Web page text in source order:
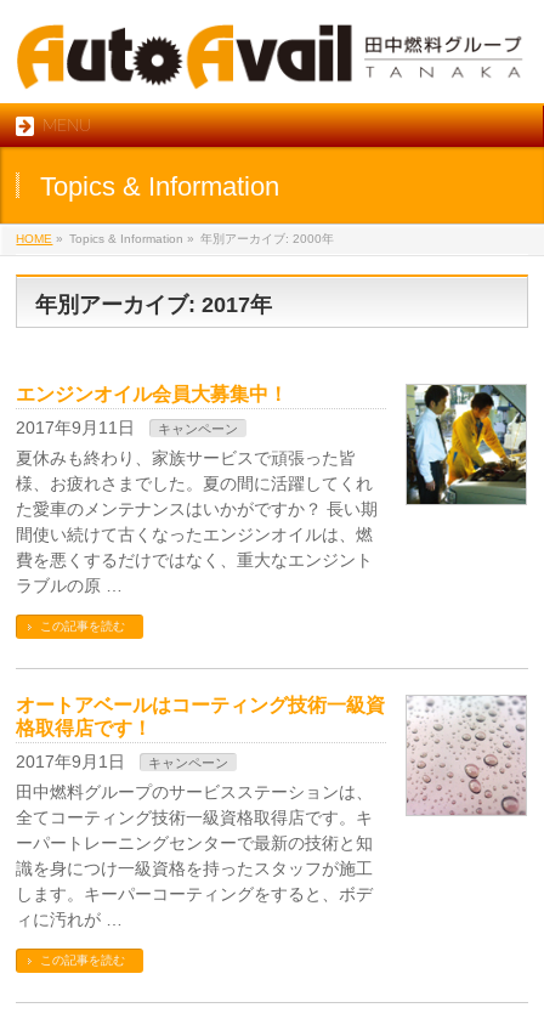
MENU
Topics & Information
HOME » Topics & Information » 年別アーカイブ: 2000年
年別アーカイブ: 2017年
エンジンオイル会員大募集中！
2017年9月11日 キャンペーン
夏休みも終わり、家族サービスで頑張った皆
様、お疲れさまでした。夏の間に活躍してくれ
た愛車のメンテナンスはいかがですか？ 長い期
間使い続けて古くなったエンジンオイルは、燃
費を悪くするだけではなく、重大なエンジント
ラブルの原 …
この記事を読む
オートアベールはコーティング技術一級資
格取得店です！
2017年9月1日 キャンペーン
田中燃料グループのサービスステーションは、
全てコーティング技術一級資格取得店です。キ
ーパートレーニングセンターで最新の技術と知
識を身につけ一級資格を持ったスタッフが施工
します。キーパーコーティングをすると、ボデ
ィに汚れが …
この記事を読む